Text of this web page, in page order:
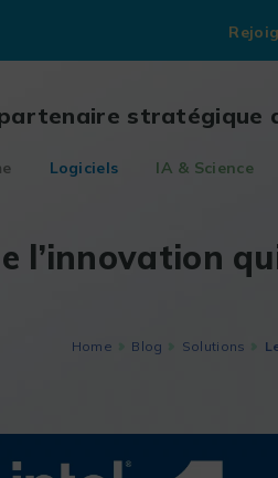
stratégique
Logiciels IA & Science
l’innovation
Home Blog Solutions